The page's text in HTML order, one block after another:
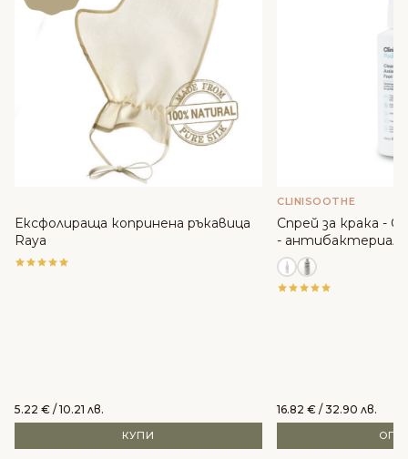
Ексфолираща копринена ръкавица
Raya
5.22 € / 10.21 лв.
КУПИ
CLINISOOTHE
Спрей за крака -
-
16.82 € / 32.90 лв.